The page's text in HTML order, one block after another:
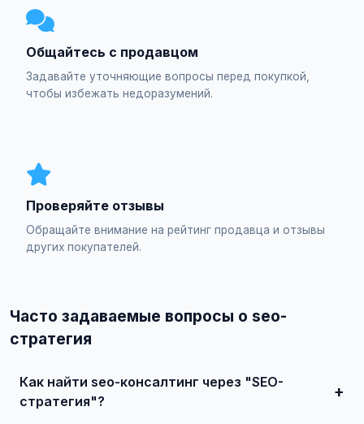
Общайтесь с продавцом
Задавайте уточняющие вопросы перед покупкой,
чтобы избежать недоразумений.
Проверяйте отзывы
Обращайте внимание на рейтинг продавца и отзывы
других покупателей.
Часто задаваемые вопросы о seo-
стратегия
Как найти seo-консалтинг через "SEO-
стратегия"?